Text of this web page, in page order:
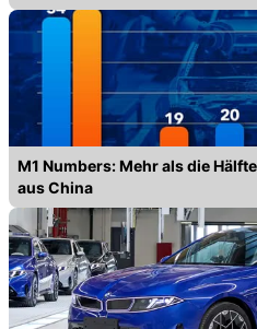
M1 Numbers: Mehr als die
aus China